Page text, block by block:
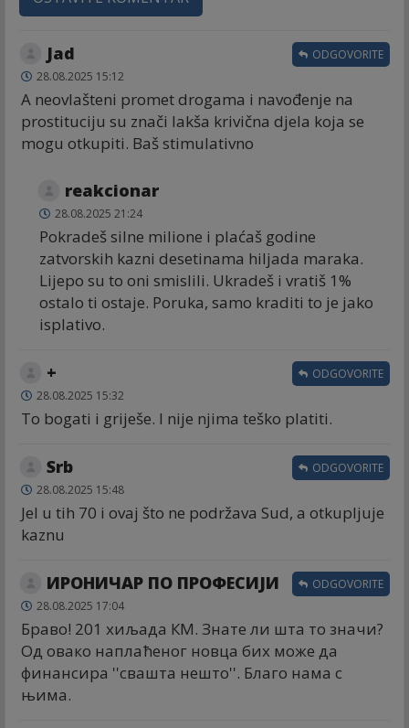
Jad
28.08.2025 15:12
A neovlašteni promet drogama i navođenje na
prostituciju su znači lakša krivična djela koja se
mogu otkupiti. Baš stimulativno
ODGOVORITE
reakcionar
28.08.2025 21:24
Pokradeš silne milione i plaćaš godine
zatvorskih kazni desetinama hiljada maraka.
Lijepo su to oni smislili. Ukradeš i vratiš 1%
ostalo ti ostaje. Poruka, samo kraditi to je jako
isplativo.
+
28.08.2025 15:32
To bogati i griješe. I nije njima teško platiti.
ODGOVORITE
Srb
28.08.2025 15:48
Jel u tih 70 i ovaj što ne podržava Sud, a otkupljuje
kaznu
ODGOVORITE
ИРОНИЧАР ПО ПРОФЕСИЈИ
28.08.2025 17:04
Браво! 201 хиљада КМ. Знате ли шта то значи?
Од овако наплаћеног новца бих може да
финансира ''свашта нешто''. Благо нама с
њима.
ODGOVORITE